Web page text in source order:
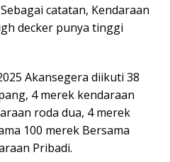
catatan, Kendaraan
decker punya tinggi
Akansegera diikuti 38
4 merek kendaraan
roda dua, 4 merek
100 merek Bersama
Pribadi.